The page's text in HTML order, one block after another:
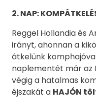
2. NAP:
Reggel Hollandia és
irányt, ahonnan a
átkelünk
naplementét már az
végig a hatalmas
éjszakát a HAJÓN